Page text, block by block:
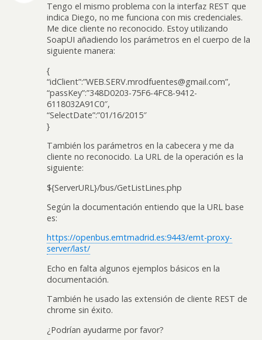
Tengo el mismo problema con la interfaz REST que
indica Diego, no me funciona con mis credenciales.
Me dice cliente no reconocido. Estoy utilizando
SoapUI añadiendo los parámetros en el cuerpo de la
siguiente manera:
{
“idClient”:”WEB.SERV.mrodfuentes@gmail.com”,
“passKey”:”348D0203-75F6-4FC8-9412-
6118032A91C0″,
“SelectDate”:”01/16/2015″
}
También los parámetros en la cabecera y me da
cliente no reconocido. La URL de la operación es la
siguiente:
${ServerURL}/bus/GetListLines.php
Según la documentación entiendo que la URL base
es:
https://openbus.emtmadrid.es:9443/emt-proxy-
server/last/
Echo en falta algunos ejemplos básicos en la
documentación.
También he usado las extensión de cliente REST de
chrome sin éxito.
¿Podrían ayudarme por favor?